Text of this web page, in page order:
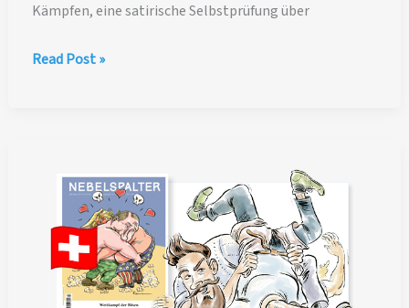
Kämpfen, eine satirische Selbstprüfung über
Cartoonist
Nebelspalter
über
Read Post »